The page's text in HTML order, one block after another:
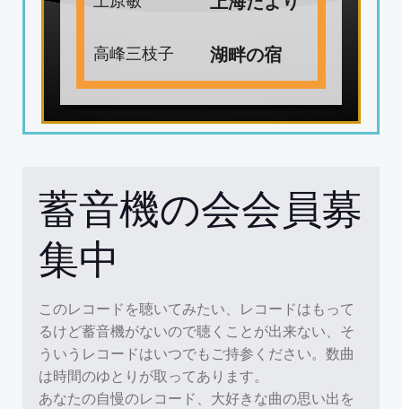
高峰三枝子 湖畔の宿
蓄音機の会会員募
集中
このレコードを聴いてみたい、レコードはもって
るけど蓄音機がないので聴くことが出来ない、そ
ういうレコードはいつでもご持参ください。数曲
は時間のゆとりが取ってあります。
あなたの自慢のレコード、大好きな曲の思い出を